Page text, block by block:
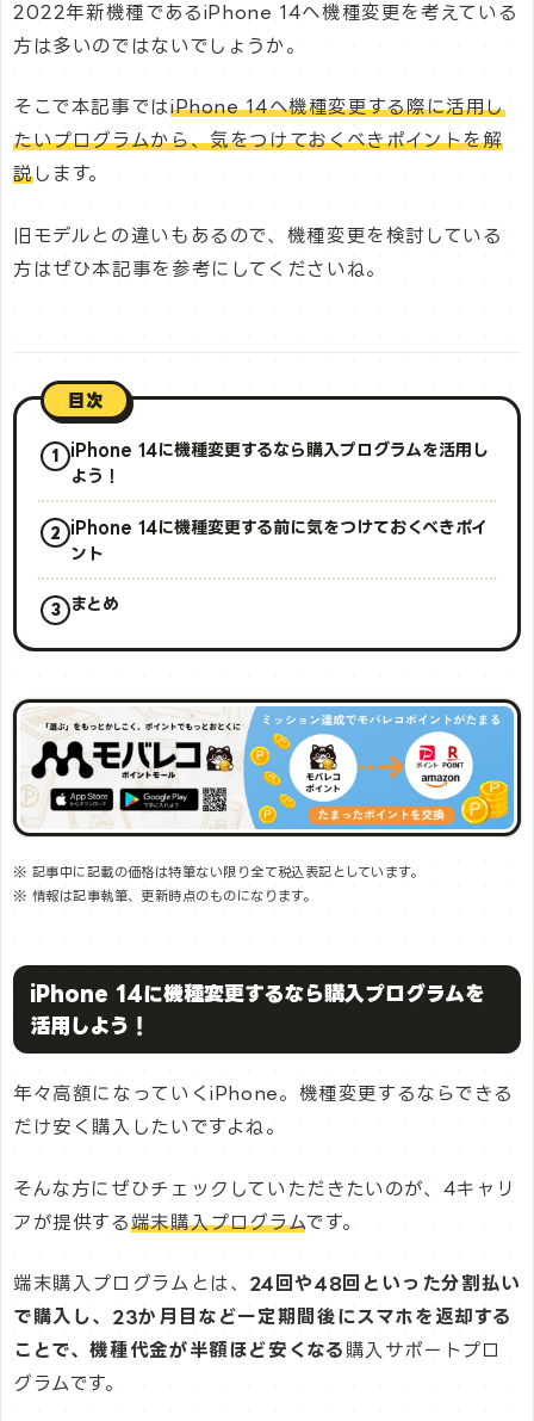
2022年新機種であるiPhone 14へ機種変更を考えている
方は多いのではないでしょうか。
そこで本記事ではiPhone 14へ機種変更する際に活用し
たいプログラムから、気をつけておくべきポイントを解
説します。
旧モデルとの違いもあるので、機種変更を検討している
方はぜひ本記事を参考にしてくださいね。
目次
iPhone 14に機種変更するなら購入プログラムを活用し
よう！
iPhone 14に機種変更する前に気をつけておくべきポイ
ント
まとめ
※ 記事中に記載の価格は特筆ない限り全て税込表記としています。
※ 情報は記事執筆、更新時点のものになります。
iPhone 14に機種変更するなら購入プログラムを
活用しよう！
年々高額になっていくiPhone。機種変更するならできる
だけ安く購入したいですよね。
そんな方にぜひチェックしていただきたいのが、4キャリ
アが提供する端末購入プログラムです。
端末購入プログラムとは、 24回や48回といった分割払い
で購入し、23か月目など一定期間後にスマホを返却する
ことで、機種代金が半額ほど安くなる 購入サポートプロ
グラムです。